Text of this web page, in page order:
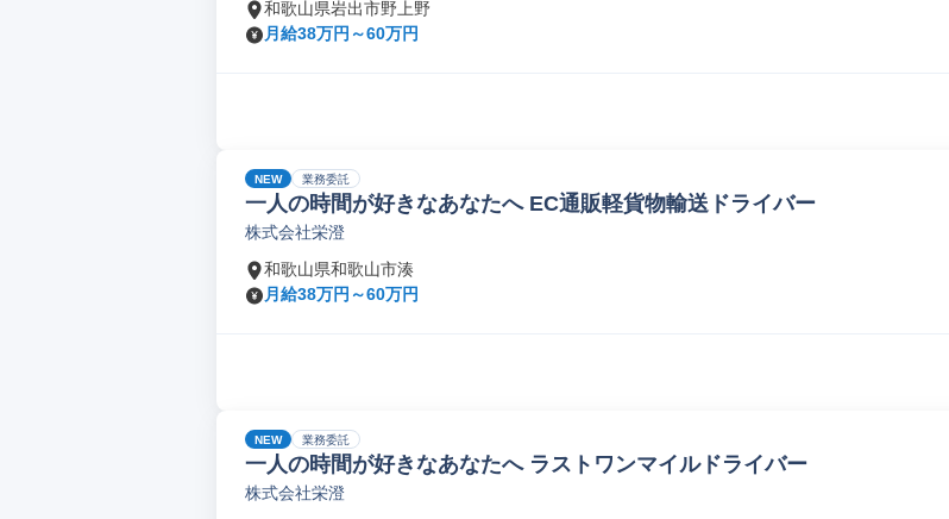
和歌山県岩出市野上野
月給38万円～60万円
NEW 業務委託
一人の時間が好きなあなたへ EC通販軽貨物輸送ドライバー
株式会社栄澄
和歌山県和歌山市湊
月給38万円～60万円
NEW 業務委託
一人の時間が好きなあなたへ ラストワンマイルドライバー
株式会社栄澄